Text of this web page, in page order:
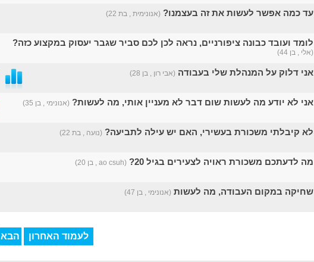
עד כמה אפשר לעשות את זה בעצמנו? (אנונימית , בת 22)
לומד ועובד כבונה ציפורניים, נראה לכן לכם סביר שגבר יעסוק במקצוע כזה?
(אלי , בן 44)
אני דלוק על המנהלת שלי בעבודה (אבי רון , בן 28)
אני לא יודע מה לעשות שום דבר לא מעניין אותי, מה לעשות? (אנונימי , בן 35)
לא קיבלתי משכורת בעשירי, האם יש עילה לתביעה? (נועה , בת 22)
מה לדעתכם משכורת ראויה לצעירים בגיל 20? (ao csuh , בן 20)
שחיקה במקום העבודה, מה לעשות (אנונימי , בן 47)
הבא לעמוד האחרון